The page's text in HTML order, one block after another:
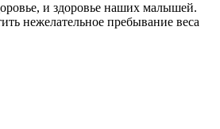
и здоровье наших малышей.
нежелательное пребывание веса